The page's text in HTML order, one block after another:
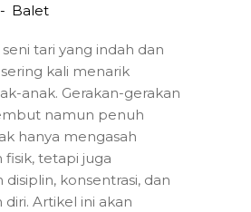
Balet
tari yang indah dan
kali menarik
anak. Gerakan-gerakan
namun penuh
hanya mengasah
tetapi juga
disiplin, konsentrasi, dan
Artikel ini akan